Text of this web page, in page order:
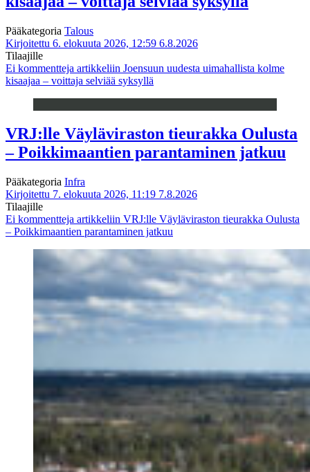
Pääkategoria Talous
Kirjoitettu 6. elokuuta 2026, 12:59 6.8.2026
Tilaajille
Ei kommentteja artikkeliin Joensuun uudesta uimahallista kolme
kisaajaa – voittaja selviää syksyllä
VRJ:lle Väyläviraston tieurakka Oulusta
– Poikkimaantien parantaminen jatkuu
Pääkategoria Infra
Kirjoitettu 7. elokuuta 2026, 11:19 7.8.2026
Tilaajille
Ei kommentteja artikkeliin VRJ:lle Väyläviraston tieurakka Oulusta
– Poikkimaantien parantaminen jatkuu